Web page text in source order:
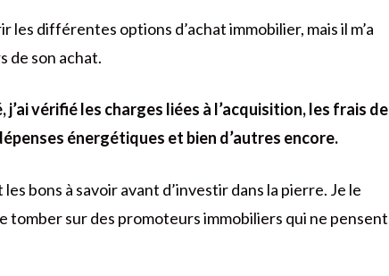
les différentes options d’achat immobilier, mais il m’a
de son achat.
vérifié les charges liées à l’acquisition, les frais de
énergétiques et bien d’autres encore.
bons à savoir avant d’investir dans la pierre. Je le
sur des promoteurs immobiliers qui ne pensent